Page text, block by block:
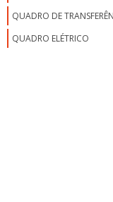
QUADRO DE
QUADRO ELÉTRICO